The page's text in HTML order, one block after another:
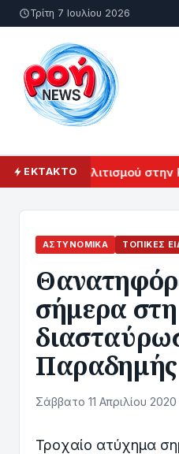
Τρίτη 7 Ιουλίου 2026
ΕΚΤΑΚΤΟΠολιτισμού στην
ΑΣΤΥΝΟΜΙΚΆ ΤΟΠΙΚΈΣ
σήμερα στη
Παραδημής
Σάββατο 11 Απριλίου
Τροχαίο ατύχημα